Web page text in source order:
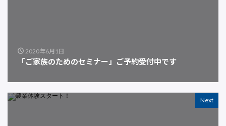
2020年6月1日
「ご家族のためのセミナー」ご予約受付中です
Next